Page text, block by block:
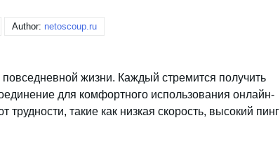
Author: netoscoup.ru
жизни. Каждый стремится получить
для комфортного использования онлайн-
такие как низкая скорость, высокий пинг